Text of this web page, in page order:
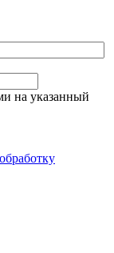
на указанный